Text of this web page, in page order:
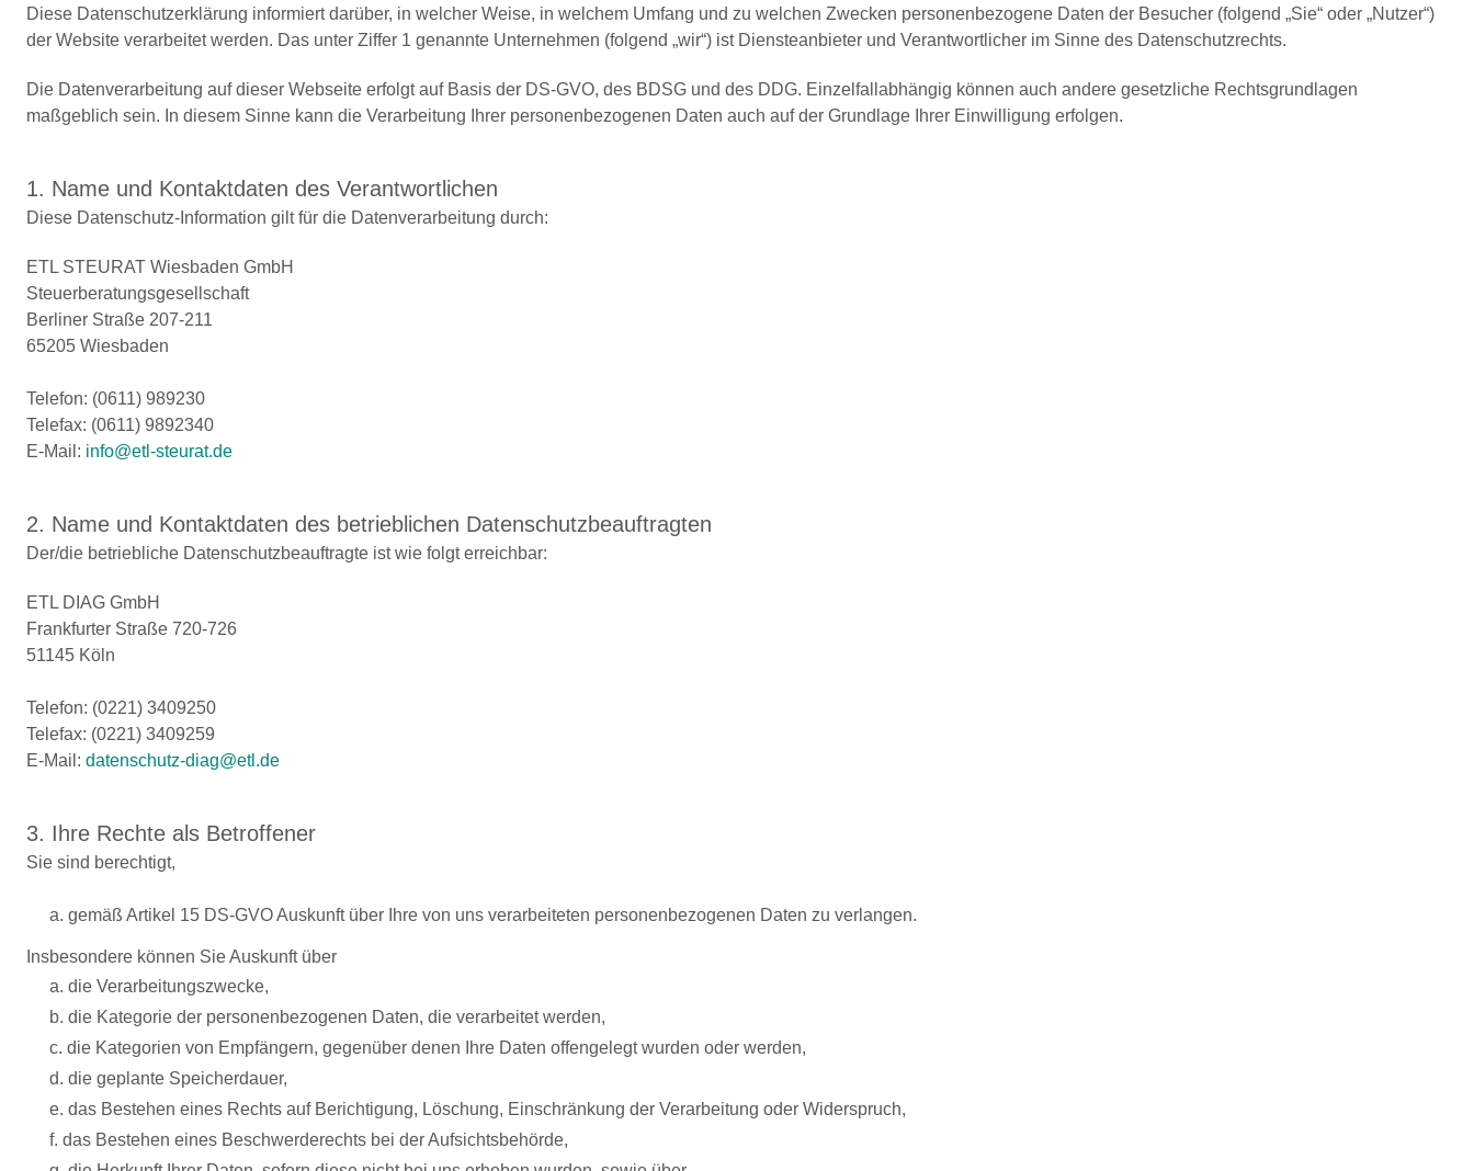
Diese Datenschutzerklärung informiert darüber, in welcher Weise, in welchem Umfang und zu welchen Zwecken personenbezogene Daten der Besucher (folgend „Sie“ oder „Nutzer“)
der Website verarbeitet werden. Das unter Ziffer 1 genannte Unternehmen (folgend „wir“) ist Diensteanbieter und Verantwortlicher im Sinne des Datenschutzrechts.
Die Datenverarbeitung auf dieser Webseite erfolgt auf Basis der DS-GVO, des BDSG und des DDG. Einzelfallabhängig können auch andere gesetzliche Rechtsgrundlagen
maßgeblich sein. In diesem Sinne kann die Verarbeitung Ihrer personenbezogenen Daten auch auf der Grundlage Ihrer Einwilligung erfolgen.
1. Name und Kontaktdaten des Verantwortlichen
Diese Datenschutz-Information gilt für die Datenverarbeitung durch:
ETL STEURAT Wiesbaden GmbH
Steuerberatungsgesellschaft
Berliner Straße 207-211
65205 Wiesbaden
Telefon: (0611) 989230
Telefax: (0611) 9892340
E-Mail: info@etl-steurat.de
2. Name und Kontaktdaten des betrieblichen Datenschutzbeauftragten
Der/die betriebliche Datenschutzbeauftragte ist wie folgt erreichbar:
ETL DIAG GmbH
Frankfurter Straße 720-726
51145 Köln
Telefon: (0221) 3409250
Telefax: (0221) 3409259
E-Mail: datenschutz-diag@etl.de
3. Ihre Rechte als Betroffener
Sie sind berechtigt,
a. gemäß Artikel 15 DS-GVO Auskunft über Ihre von uns verarbeiteten personenbezogenen Daten zu verlangen.
Insbesondere können Sie Auskunft über
a. die Verarbeitungszwecke,
b. die Kategorie der personenbezogenen Daten, die verarbeitet werden,
c. die Kategorien von Empfängern, gegenüber denen Ihre Daten offengelegt wurden oder werden,
d. die geplante Speicherdauer,
e. das Bestehen eines Rechts auf Berichtigung, Löschung, Einschränkung der Verarbeitung oder Widerspruch,
f. das Bestehen eines Beschwerderechts bei der Aufsichtsbehörde,